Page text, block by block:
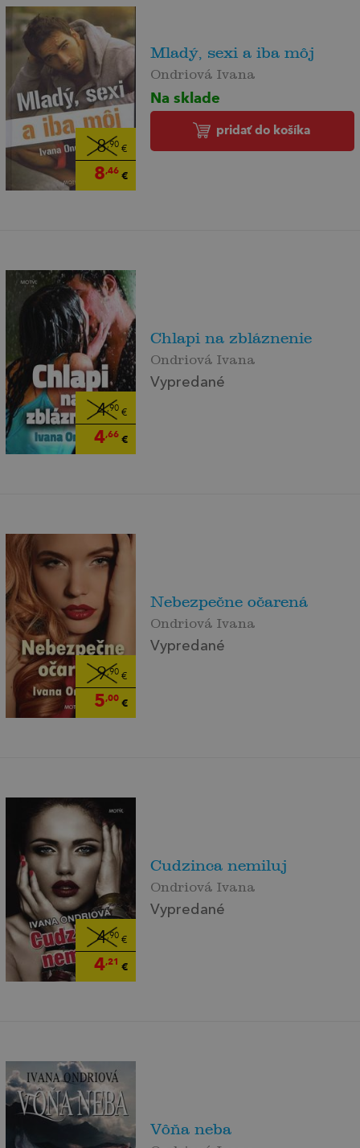
8,90€
8,46€
Mladý, sexi a iba môj
Ondriová Ivana
Na sklade
pridať do košíka
4,90€
4,66€
Chlapi na zbláznenie
Ondriová Ivana
Vypredané
9,90€
5,00€
Nebezpečne očarená
Ondriová Ivana
Vypredané
4,90€
4,21 €
Cudzinca nemiluj
Ondriová Ivana
Vypredané
Vôňa neba